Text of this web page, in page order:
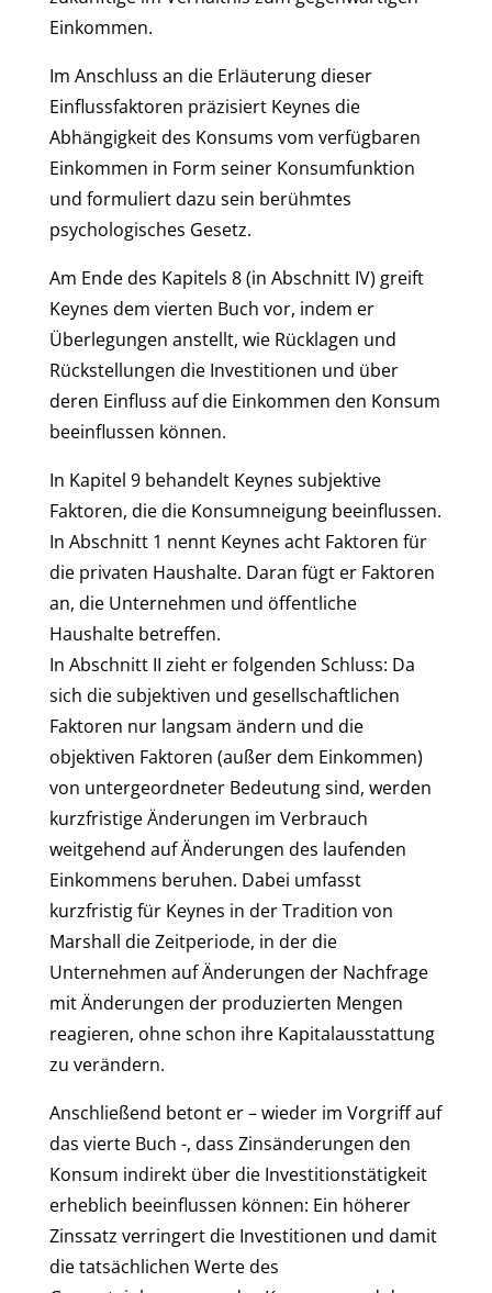
Einkommen.
Im Anschluss an die Erläuterung dieser
Einflussfaktoren präzisiert Keynes die
Abhängigkeit des Konsums vom verfügbaren
Einkommen in Form seiner Konsumfunktion
und formuliert dazu sein berühmtes
psychologisches Gesetz.
Am Ende des Kapitels 8 (in Abschnitt IV) greift
Keynes dem vierten Buch vor, indem er
Überlegungen anstellt, wie Rücklagen und
Rückstellungen die Investitionen und über
deren Einfluss auf die Einkommen den Konsum
beeinflussen können.
In Kapitel 9 behandelt Keynes subjektive
Faktoren, die die Konsumneigung beeinflussen.
In Abschnitt 1 nennt Keynes acht Faktoren für
die privaten Haushalte. Daran fügt er Faktoren
an, die Unternehmen und öffentliche
Haushalte betreffen.
In Abschnitt II zieht er folgenden Schluss: Da
sich die subjektiven und gesellschaftlichen
Faktoren nur langsam ändern und die
objektiven Faktoren (außer dem Einkommen)
von untergeordneter Bedeutung sind, werden
kurzfristige Änderungen im Verbrauch
weitgehend auf Änderungen des laufenden
Einkommens beruhen. Dabei umfasst
kurzfristig für Keynes in der Tradition von
Marshall die Zeitperiode, in der die
Unternehmen auf Änderungen der Nachfrage
mit Änderungen der produzierten Mengen
reagieren, ohne schon ihre Kapitalausstattung
zu verändern.
Anschließend betont er – wieder im Vorgriff auf
das vierte Buch -, dass Zinsänderungen den
Konsum indirekt über die Investitionstätigkeit
erheblich beeinflussen können: Ein höherer
Zinssatz verringert die Investitionen und damit
die tatsächlichen Werte des